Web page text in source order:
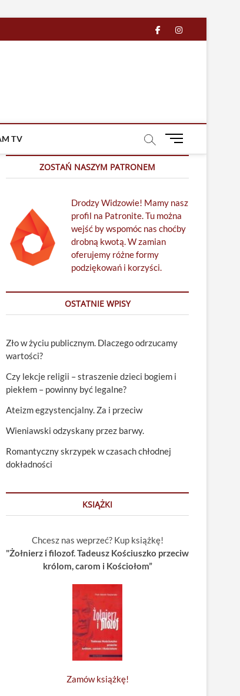
facebook
in
TV
M
u
u
t
t
ZOSTAŃ NASZYM PATRONEM
Drodzy Widzowie! Mamy nasz
profil na Patronite. Tu można
wejść by wspomóc nas choćby
drobną kwotą. W zamian
oferujemy różne formy
podziękowań i korzyści.
OSTATNIE WPISY
Zło w życiu publicznym. Dlaczego odrzucamy
wartości?
Czy lekcje religii – straszenie dzieci bogiem i
piekłem – powinny być legalne?
Ateizm egzystencjalny. Za i przeciw
Wieniawski odzyskany przez barwy.
Romantyczny skrzypek w czasach chłodnej
dokładności
KSIĄŻKI
Chcesz nas weprzeć? Kup książkę!
"Żołnierz i filozof. Tadeusz Kościuszko przeciw
królom, carom i Kościołom”
Zamów książkę!